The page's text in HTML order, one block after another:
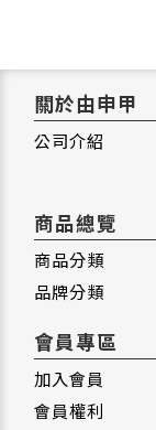
關於由申甲
公司介紹
商品總覽
商品分類
品牌分類
會員專區
加入會員
會員權利